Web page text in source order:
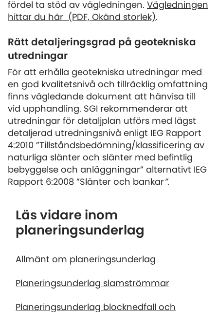
fördel ta stöd av vägledningen. Vägledningen
hittar du här
(PDF, Okänd storlek).
Rätt detaljeringsgrad på geotekniska
utredningar
För att erhålla geotekniska utredningar med
en god kvalitetsnivå och tillräcklig omfattning
finns vägledande dokument att hänvisa till
vid upphandling. SGI rekommenderar att
utredningar för detaljplan utförs med lägst
detaljerad utredningsnivå enligt IEG Rapport
4:2010 ”Tillståndsbedömning/klassificering av
naturliga slänter och slänter med befintlig
bebyggelse och anläggningar” alternativt IEG
Rapport 6:2008 ”Slänter och bankar”.
Läs vidare inom
planeringsunderlag
Allmänt om planeringsunderlag
Planeringsunderlag slamströmmar
Planeringsunderlag blocknedfall och